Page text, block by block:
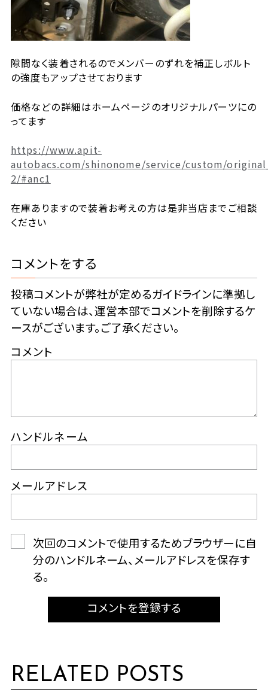
隙間なく装着されるのでメンバーのずれを補正しボルト
の強度もアップさせております
価格などの詳細はホームページのオリジナルパーツにの
ってます
https://www.apit-
autobacs.com/shinonome/service/custom/
2/#anc1
在庫ありますので装着お考えの方は是非当店までご相談
ください
コメントをする
投稿コメントが弊社が定めるガイドラインに準拠し
ていない場合は、運営本部でコメントを削除するケ
ースがございます。ご了承ください。
コメント
ハンドルネーム
メールアドレス
次回のコメントで使用するためブラウザーに自
分のハンドルネーム、メールアドレスを保存す
る。
コメントを登録する
RELATED POSTS